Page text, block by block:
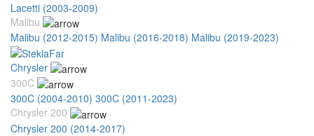
Lacetti (2003-2009)
Malibu
Malibu (2012-2015) Malibu (2016-2018) Malibu (2019-2023)
Chrysler
300C
300C (2004-2010) 300C (2011-2023)
Chrysler 200
Chrysler 200 (2014-2017)